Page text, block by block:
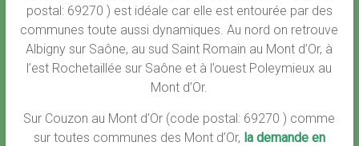
postal: 69270 ) est idéale car elle est entourée par des
communes toute aussi dynamiques. Au nord on retrouve
Albigny sur Saône, au sud Saint Romain au Mont d’Or, à
l’est Rochetaillée sur Saône et à l’ouest Poleymieux au
Mont d’Or.
Sur Couzon au Mont d’Or (code postal: 69270 ) comme
sur toutes communes des Mont d’Or, la demande en